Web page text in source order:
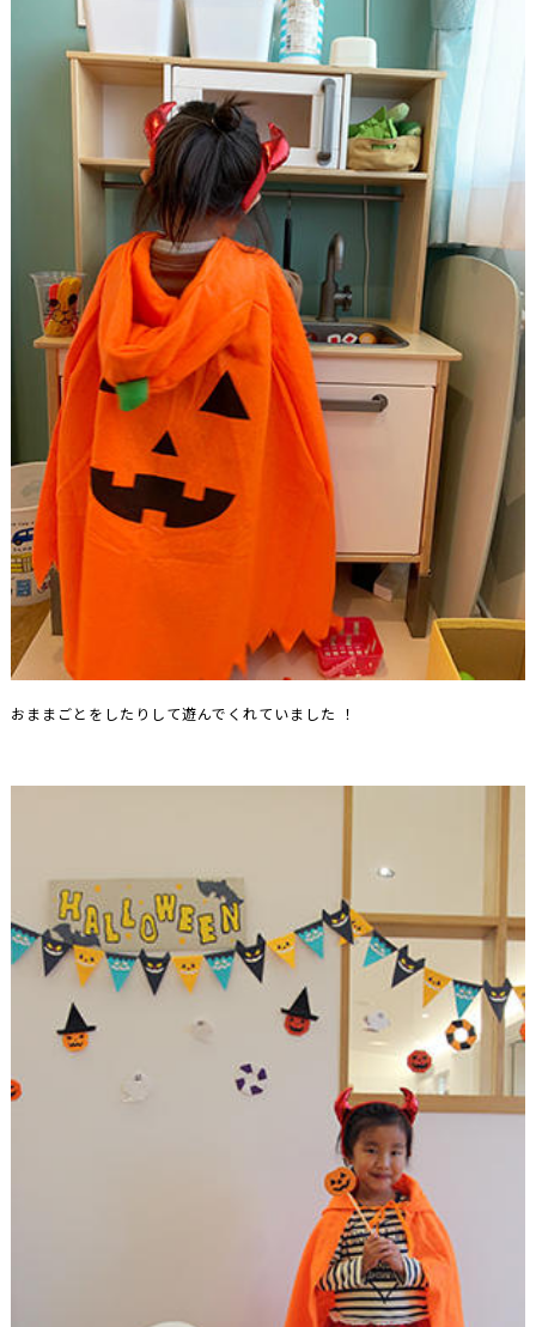
おままごとをしたりして遊んでくれていました ！